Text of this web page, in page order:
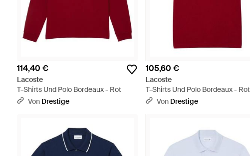
114,40 €
Lacoste
T-Shirts Und Polo Bordeaux - Rot
Von Drestige
105,60 €
Lacoste
T-Shirts Und Polo Bordeaux - Rot
Von Drestige